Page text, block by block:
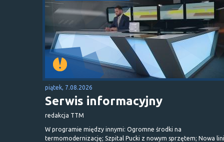
piątek, 7.08.2026
Serwis informacyjny
redakcja TTM
W programie między innymi: Ogromne środki na
termomodernizację; Szpital Pucki z nowym sprzętem; Nowa